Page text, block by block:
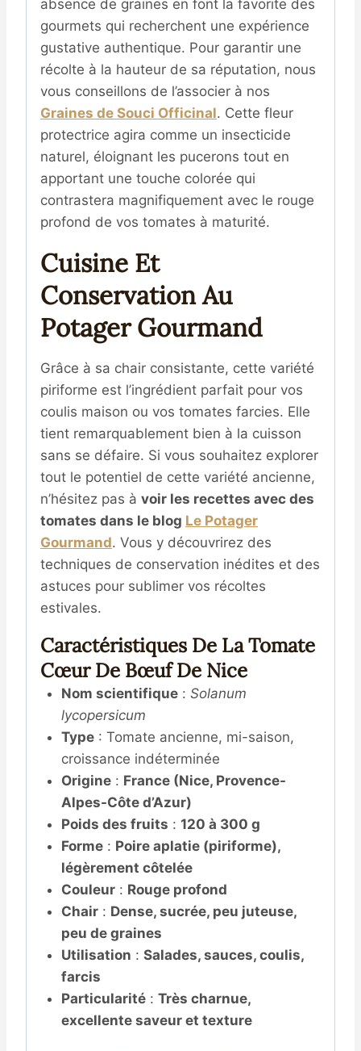
absence de graines en font la favorite des
gourmets qui recherchent une expérience
gustative authentique. Pour garantir une
récolte à la hauteur de sa réputation, nous
vous conseillons de l’associer à nos
Graines de Souci Officinal. Cette fleur
protectrice agira comme un insecticide
naturel, éloignant les pucerons tout en
apportant une touche colorée qui
contrastera magnifiquement avec le rouge
profond de vos tomates à maturité.
Cuisine Et
Conservation Au
Potager Gourmand
Grâce à sa chair consistante, cette variété
piriforme est l’ingrédient parfait pour vos
coulis maison ou vos tomates farcies. Elle
tient remarquablement bien à la cuisson
sans se défaire. Si vous souhaitez explorer
tout le potentiel de cette variété ancienne,
n’hésitez pas à voir les recettes avec des
tomates dans le blog Le Potager
Gourmand. Vous y découvrirez des
techniques de conservation inédites et des
astuces pour sublimer vos récoltes
estivales.
Caractéristiques De La Tomate
Cœur De Bœuf De Nice
Nom scientifique: Solanum
lycopersicum
Type: Tomate ancienne, mi-saison,
croissance indéterminée
Origine: France (Nice, Provence-
Alpes-Côte d’Azur)
Poids des fruits : 120 à 300 g
Forme: Poire aplatie (piriforme),
légèrement côtelée
Couleur: Rouge profond
Chair: Dense, sucrée, peu juteuse,
peu de graines
Utilisation : Salades, sauces, coulis,
farcis
Particularité: Très charnue,
excellente saveur et texture